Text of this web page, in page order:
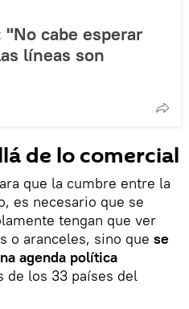
"No cabe esperar
líneas son
de lo comercial
que la cumbre entre la
es necesario que se
tengan que ver
o aranceles, sino que se
agenda política
de los 33 países del